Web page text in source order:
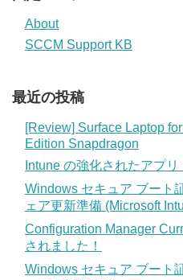
About
SCCM Support KB
最近の投稿
[Review] Surface Laptop
Edition Snapdragon
Intune の強化されたアプ
Windows セキュア ブート
ェア更新準備 (Microsoft
Configuration Manager
されました！
Windows セキュア ブート